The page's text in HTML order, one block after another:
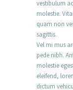
vestibulum
molestie.
quam non
sagittis.
Vel mi mus
pede nibh.
molestie
eleifend,
dictum